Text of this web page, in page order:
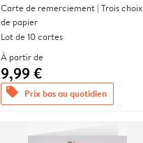
Carte de remerciement | Trois choix
de papier
Lot de 10 cartes
À partir de
9,99 €
offers Prix bas au quotidien